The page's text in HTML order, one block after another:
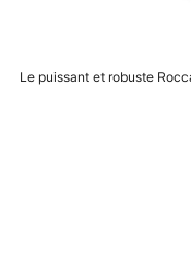
Le puissant et robuste